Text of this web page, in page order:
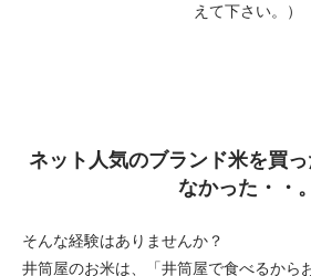
えて下さい。）
ネット人気のブランド米を買
なかった・・。
そんな経験はありませんか？
井筒屋のお米は、「井筒屋で食べるから